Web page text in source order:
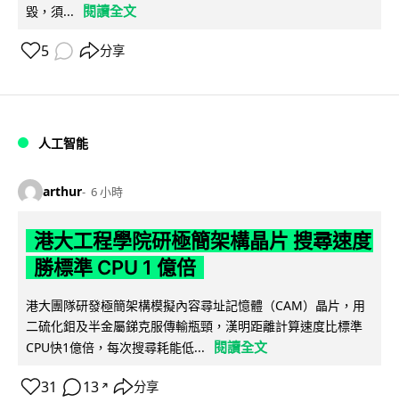
毀，須...
閱讀全文
5 分享
人工智能
arthur 6 小時
港大工程學院研極簡架構晶片 搜尋速度
勝標準 CPU 1 億倍
港大團隊研發極簡架構模擬內容尋址記憶體（CAM）晶片，用
二硫化鉬及半金屬銻克服傳輸瓶頸，漢明距離計算速度比標準
CPU快1億倍，每次搜尋耗能低...
閱讀全文
31 13 ↗ 分享